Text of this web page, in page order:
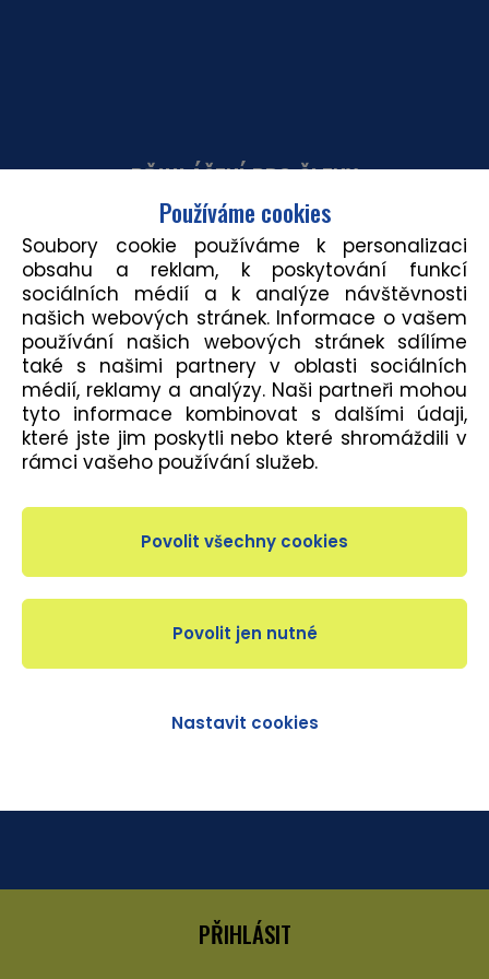
PŘIHLÁŠENÍ PRO ČLENY
E-mail
Heslo
Zapamatovat přihlášení
Zapomenuté heslo / První přihlášení
CHCI SE STÁT ČLENEM KLUBU
Používáme cookies
Soubory cookie používáme k personalizaci
obsahu a reklam, k poskytování funkcí
sociálních médií a k analýze návštěvnosti
našich webových stránek. Informace o vašem
používání našich webových stránek sdílíme
také s našimi partnery v oblasti sociálních
médií, reklamy a analýzy. Naši partneři mohou
tyto informace kombinovat s dalšími údaji,
které jste jim poskytli nebo které shromáždili v
rámci vašeho používání služeb.
Nastavit cookies